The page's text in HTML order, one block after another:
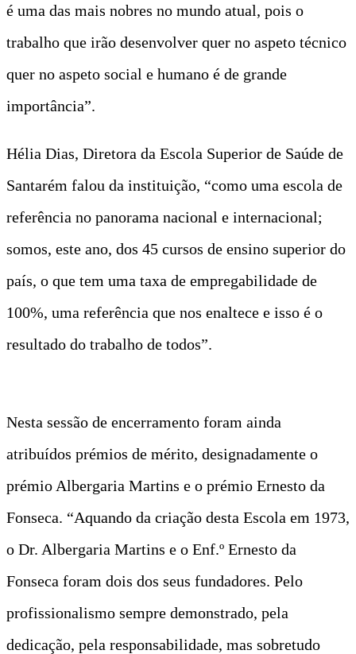
é uma das mais nobres no mundo atual, pois o
trabalho que irão desenvolver quer no aspeto técnico
quer no aspeto social e humano é de grande
importância”.
Hélia Dias, Diretora da Escola Superior de Saúde de
Santarém falou da instituição, “como uma escola de
referência no panorama nacional e internacional;
somos, este ano, dos 45 cursos de ensino superior do
país, o que tem uma taxa de empregabilidade de
100%, uma referência que nos enaltece e isso é o
resultado do trabalho de todos”.
Nesta sessão de encerramento foram ainda
atribuídos prémios de mérito, designadamente o
prémio Albergaria Martins e o prémio Ernesto da
Fonseca. “Aquando da criação desta Escola em 1973,
o Dr. Albergaria Martins e o Enf.º Ernesto da
Fonseca foram dois dos seus fundadores. Pelo
profissionalismo sempre demonstrado, pela
dedicação, pela responsabilidade, mas sobretudo